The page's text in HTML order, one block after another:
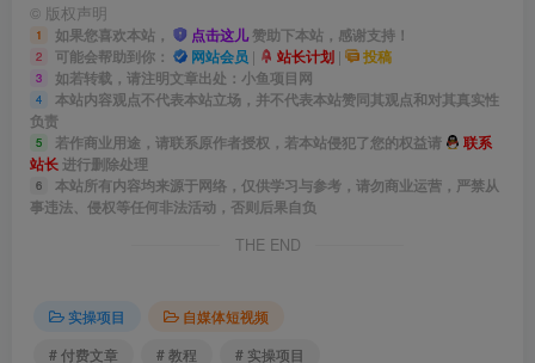
© 版权声明
1 如果您喜欢本站， 点击这儿赞助下本站，感谢支持！
2 可能会帮助到你： 网站会员 | 站长计划 | 投稿
3 如若转载，请注明文章出处：小鱼项目网
4
本站内容观点不代表本站立场，并不代表本站赞同其观点和对其真实性
负责
5 若作商业用途，请联系原作者授权，若本站侵犯了您的权益请
联系
站长进行删除处理
6
本站所有内容均来源于网络，仅供学习与参考，请勿商业运营，严禁从
事违法、侵权等任何非法活动，否则后果自负
THE END
实操项目
自媒体短视频
# 付费文章
# 教程 # 实操项目